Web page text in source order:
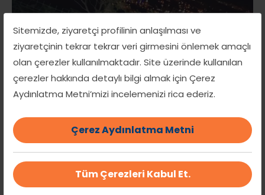
Sitemizde, ziyaretçi profilinin anlaşılması ve
ziyaretçinin tekrar tekrar veri girmesini önlemek amaçlı
olan çerezler kullanılmaktadır. Site üzerinde kullanılan
çerezler hakkında detaylı bilgi almak için Çerez
Aydınlatma Metni’mizi incelemenizi rica ederiz.
Çerez Aydınlatma Metni
Tüm Çerezleri Kabul Et.
Esra Koparan
İNGİLİZCE-BİREBİR EĞİTİM